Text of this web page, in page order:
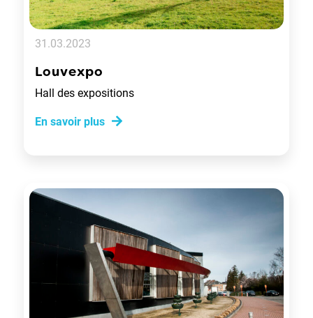
31.03.2023
Louvexpo
Hall des expositions
En savoir plus